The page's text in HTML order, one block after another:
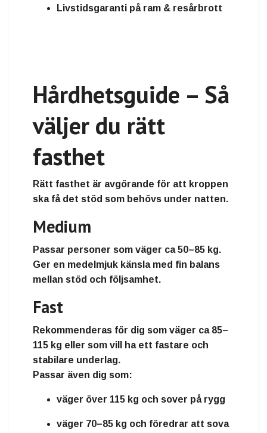
Livstidsgaranti på ram & resårbrott
Hårdhetsguide – Så
väljer du rätt
fasthet
Rätt fasthet är avgörande för att kroppen
ska få det stöd som behövs under natten.
Medium
Passar personer som väger ca 50–85 kg.
Ger en medelmjuk känsla med fin balans
mellan stöd och följsamhet.
Fast
Rekommenderas för dig som väger ca 85–
115 kg eller som vill ha ett fastare och
stabilare underlag.
Passar även dig som:
väger över 115 kg och sover på rygg
väger 70–85 kg och föredrar att sova